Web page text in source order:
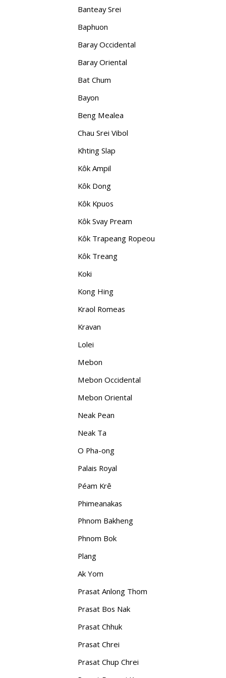
Banteay Srei
Baphuon
Baray Occidental
Baray Oriental
Bat Chum
Bayon
Beng Mealea
Chau Srei Vibol
Khting Slap
Kôk Ampil
Kôk Dong
Kôk Kpuos
Kôk Svay Pream
Kôk Trapeang Ropeou
Kôk Treang
Koki
Kong Hing
Kraol Romeas
Kravan
Lolei
Mebon
Mebon Occidental
Mebon Oriental
Neak Pean
Neak Ta
O Pha-ong
Palais Royal
Péam Krê
Phimeanakas
Phnom Bakheng
Phnom Bok
Plang
Ak Yom
Prasat Anlong Thom
Prasat Bos Nak
Prasat Chhuk
Prasat Chrei
Prasat Chup Chrei